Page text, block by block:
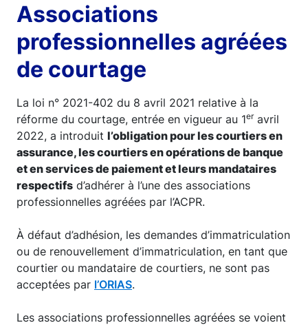
Associations
professionnelles agréées
de courtage
La loi n° 2021-402 du 8 avril 2021 relative à la
réforme du courtage, entrée en vigueur au 1eravril
2022, a introduit l’obligation pour les courtiers en
assurance, les courtiers en opérations de banque
et en services de paiement et leurs mandataires
respectifs d’adhérer à l’une des associations
professionnelles agréées par l’ACPR.
À défaut d’adhésion, les demandes d’immatriculation
ou de renouvellement d’immatriculation, en tant que
courtier ou mandataire de courtiers, ne sont pas
acceptées par l’ORIAS.
Les associations professionnelles agréées se voient